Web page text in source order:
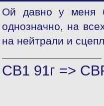
Ой давно у меня
однозначно, на
на нейтрали и
CB1 91г =>